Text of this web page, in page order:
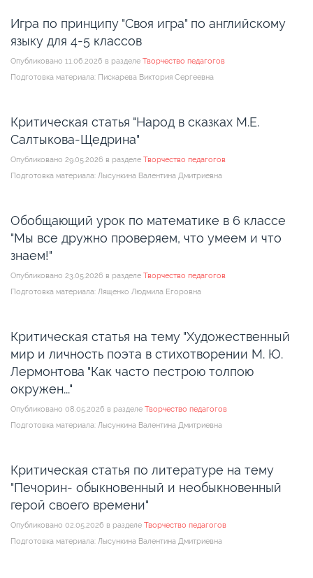
Игра по принципу "Своя игра" по английскому
языку для 4-5 классов
Опубликовано 11.06.2026 в разделе Творчество педагогов
Подготовка материала: Пискарева Виктория Сергеевна
Критическая статья "Народ в сказках М.Е.
Салтыкова-Щедрина"
Опубликовано 29.05.2026 в разделе Творчество педагогов
Подготовка материала: Лысункина Валентина Дмитриевна
Обобщающий урок по математике в 6 классе
"Мы все дружно проверяем, что умеем и что
знаем!"
Опубликовано 23.05.2026 в разделе Творчество педагогов
Подготовка материала: Лященко Людмила Егоровна
Критическая статья на тему "Художественный
мир и личность поэта в стихотворении М. Ю.
Лермонтова "Как часто пестрою толпою
окружен..."
Опубликовано 08.05.2026 в разделе Творчество педагогов
Подготовка материала: Лысункина Валентина Дмитриевна
Критическая статья по литературе на тему
"Печорин- обыкновенный и необыкновенный
герой своего времени"
Опубликовано 02.05.2026 в разделе Творчество педагогов
Подготовка материала: Лысункина Валентина Дмитриевна